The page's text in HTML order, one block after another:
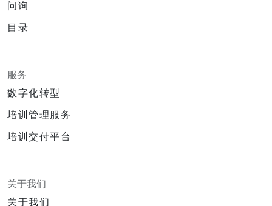
问询
目录
服务
数字化转型
培训管理服务
培训交付平台
关于我们
关于我们